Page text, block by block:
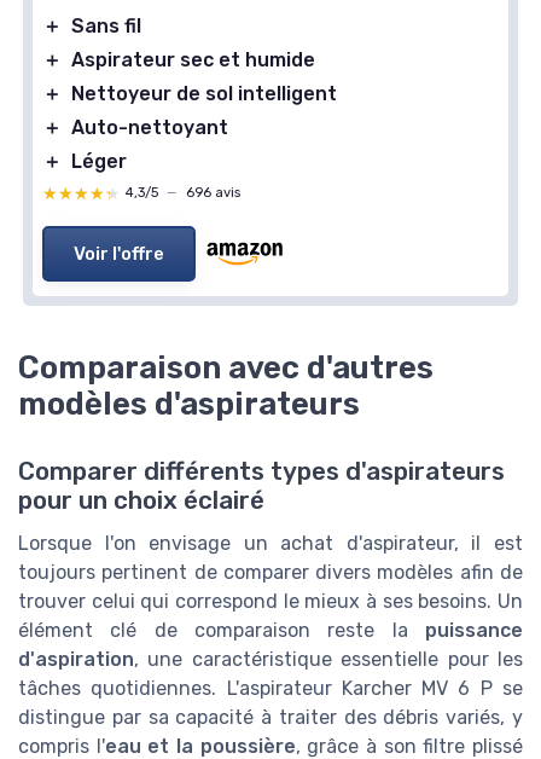
＋ Sans fil
＋ Aspirateur sec et humide
＋
Nettoyeur de sol intelligent
＋ Auto-nettoyant
＋
Léger
★★★★★
★★★★★ 4,3/5 — 696 avis
Voir l'offre
Comparaison avec d'autres
modèles d'aspirateurs
Comparer différents types d'aspirateurs
pour un choix éclairé
Lorsque l'on envisage un achat d'aspirateur, il est
toujours pertinent de comparer divers modèles afin de
trouver celui qui correspond le mieux à ses besoins. Un
élément clé de comparaison reste la puissance
d'aspiration, une caractéristique essentielle pour les
tâches quotidiennes. L'aspirateur Karcher MV 6 P se
distingue par sa capacité à traiter des débris variés, y
compris l'eau et la poussière, grâce à son filtre plissé